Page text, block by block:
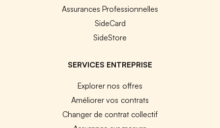
Assurances Professionnelles
SideCard
SideStore
SERVICES ENTREPRISE
Explorer nos offres
Améliorer vos contrats
Changer de contrat collectif